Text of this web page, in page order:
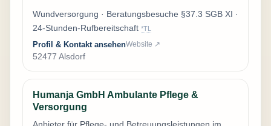
Wundversorgung · Beratungsbesuche §37.3 SGB XI ·
24-Stunden-Rufbereitschaft *TL
Profil & Kontakt ansehenWebsite ↗
52477 Alsdorf
Humanja GmbH Ambulante Pflege &
Versorgung
Anbieter für Pflege- und Betreuungsleistungen im